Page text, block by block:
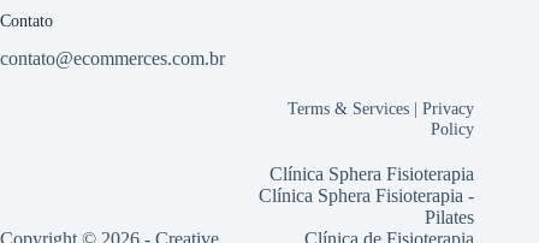
Contato
contato@ecommerces.com.br
Copyright © 2026 - Creative
Terms & Services |Privacy
Policy
Clínica Sphera Fisioterapia
Clínica Sphera Fisioterapia -
Pilates
Clínica de Fisioterapia